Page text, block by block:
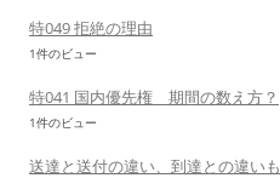
特049 拒絶の理由
1件のビュー
特041 国内優先権 期間の数え方？
1件のビュー
送達と送付の違い、到達との違いも